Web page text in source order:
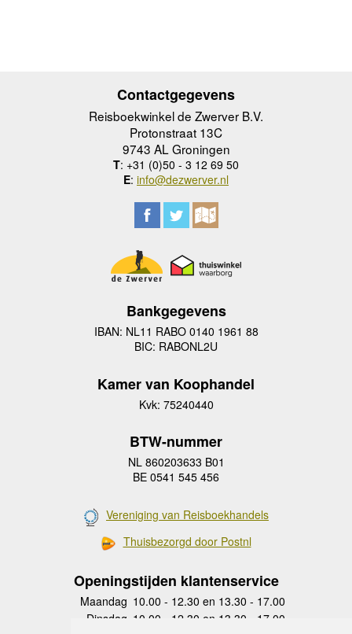
Contactgegevens
Reisboekwinkel de Zwerver B.V.
Protonstraat 13C
9743 AL Groningen
T: +31 (0)50 - 3 12 69 50
E: info@dezwerver.nl
Bankgegevens
IBAN: NL11 RABO 0140 1961 88
BIC: RABONL2U
Kamer van Koophandel
Kvk: 75240440
BTW-nummer
NL 860203633 B01
BE 0541 545 456
Vereniging van Reisboekhandels
Thuisbezorgd door Postnl
Openingstijden klantenservice
Maandag 10.00 - 12.30 en 13.30 - 17.00
Dinsdag 10.00 - 12.30 en 13.30 - 17.00